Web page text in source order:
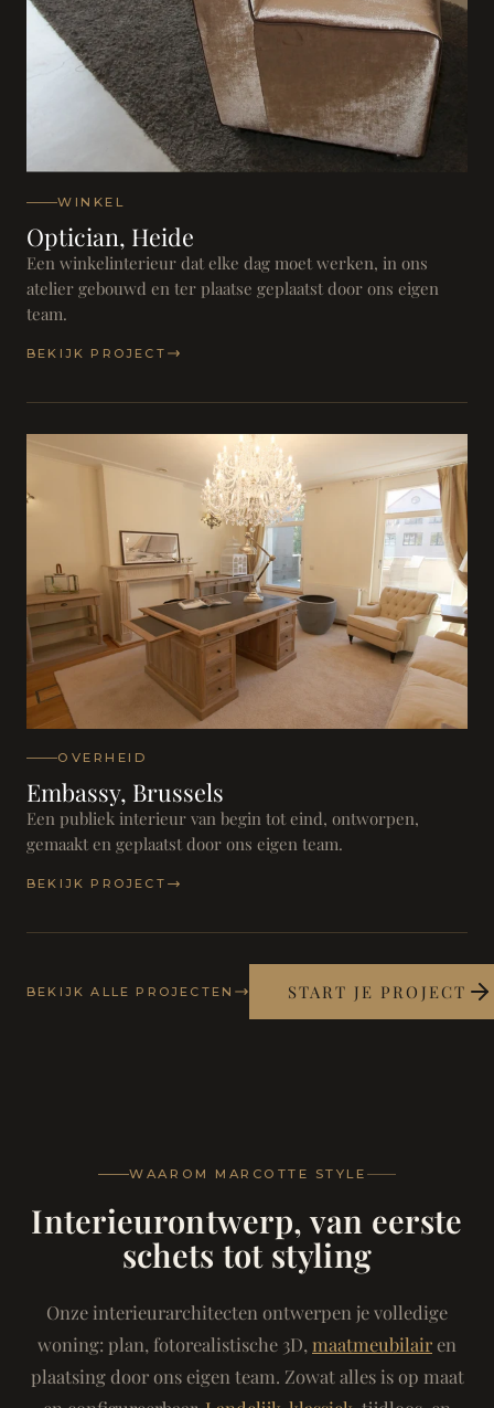
WINKEL
Optician, Heide
Een winkelinterieur dat elke dag moet werken, in ons
atelier gebouwd en ter plaatse geplaatst door ons eigen
team.
BEKIJK PROJECT
OVERHEID
Embassy, Brussels
Een publiek interieur van begin tot eind, ontworpen,
gemaakt en geplaatst door ons eigen team.
BEKIJK PROJECT
BEKIJK ALLE PROJECTEN START JE PROJECT
WAAROM MARCOTTE STYLE
Interieurontwerp, van eerste
schets tot styling
Onze interieurarchitecten ontwerpen je volledige
woning: plan, fotorealistische 3D, maatmeubilairen
plaatsing door ons eigen team. Zowat alles is op maat